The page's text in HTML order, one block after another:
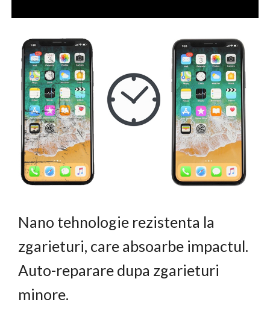
Nano tehnologie rezistenta la
zgarieturi, care absoarbe impactul.
Auto-reparare dupa zgarieturi
minore.